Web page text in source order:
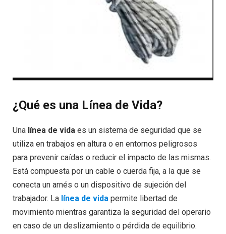
¿Qué es una Línea de Vida?
Una línea de vida es un sistema de seguridad que se
utiliza en trabajos en altura o en entornos peligrosos
para prevenir caídas o reducir el impacto de las mismas.
Está compuesta por un cable o cuerda fija, a la que se
conecta un arnés o un dispositivo de sujeción del
trabajador. La línea de vida permite libertad de
movimiento mientras garantiza la seguridad del operario
en caso de un deslizamiento o pérdida de equilibrio.